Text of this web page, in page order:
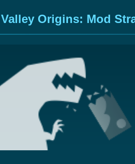
Origins: Mod